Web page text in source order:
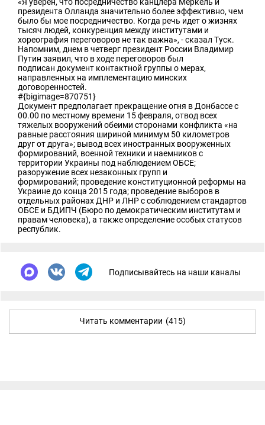
президента Олланда значительно более эффективно, чем
было бы мое посредничество. Когда речь идет о жизнях
тысяч людей, конкуренция между институтами и
хореография переговоров не так важна», - сказал Туск.
Напомним, днем в четверг президент России Владимир
Путин заявил, что в ходе переговоровбыл
подписан документ контактной группы о мерах,
направленных на имплементацию минских
договоренностей.
#{bigimage=870751}
Документ предполагает прекращение огня в Донбассе с
00.00 по местному времени 15 февраля, отвод всех
тяжелых вооружений обеими сторонами конфликта «на
равные расстояния шириной минимум 50 километров
друг от друга»; вывод всех иностранных вооруженных
формирований, военной техники и наемников с
территории Украины под наблюдением ОБСЕ;
разоружение всех незаконных групп и
формирований; проведение конституционной реформы на
Украине до конца 2015 года; проведение выборов в
отдельных районах ДНР и ЛНР с соблюдением стандартов
ОБСЕ и БДИПЧ (Бюро по демократическим институтам и
правам человека), а также определение особых статусов
республик.
Подписывайтесь на наши каналы
Читать комментарии (415)